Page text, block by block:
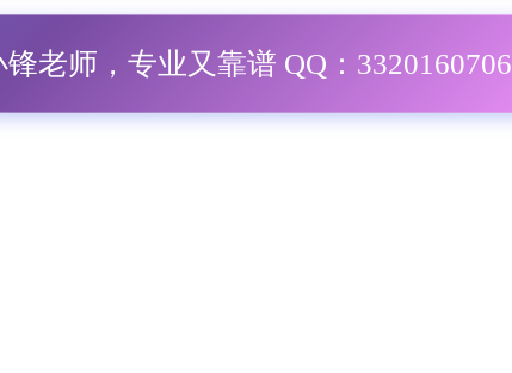
老师，专业又靠谱 QQ：3320160706